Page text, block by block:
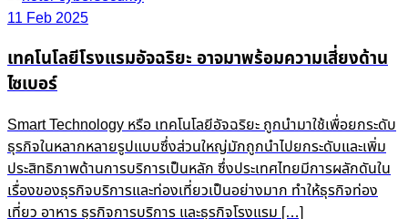
11 Feb 2025
เทคโนโลยีโรงแรมอัจฉริยะ อาจมาพร้อมความเสี่ยงด้าน
ไซเบอร์
Smart Technology หรือ เทคโนโลยีอัจฉริยะ ถูกนำมาใช้เพื่อยกระดับ
ธุรกิจในหลากหลายรูปแบบซึ่งส่วนใหญ่มักถูกนำไปยกระดับและเพิ่ม
ประสิทธิภาพด้านการบริการเป็นหลัก ซึ่งประเทศไทยมีการผลักดันใน
เรื่องของธุรกิจบริการและท่องเที่ยวเป็นอย่างมาก ทำให้ธุรกิจท่อง
เที่ยว อาหาร ธุรกิจการบริการ และธุรกิจโรงแรม […]